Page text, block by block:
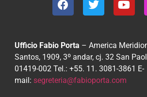
Ufficio Fabio Porta – America
Santos, 1909, 3º andar, cj. 32 San
01419-002 Tel.: +55. 11. 3081-3861 E-
mail: segreteria@fabioporta.com